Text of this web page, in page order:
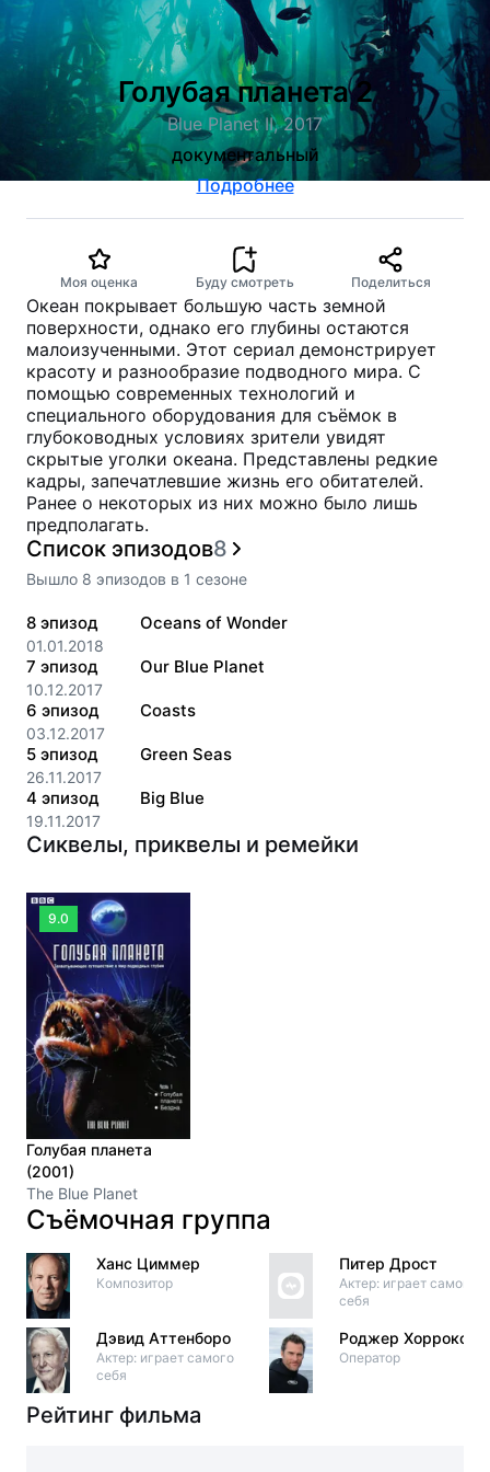
Голубая планета 2
Blue Planet II, 2017
документальный
Подробнее
Моя оценка Буду смотреть Поделиться
Океан покрывает большую часть земной
поверхности, однако его глубины остаются
малоизученными. Этот сериал демонстрирует
красоту и разнообразие подводного мира. С
помощью современных технологий и
специального оборудования для съёмок в
глубоководных условиях зрители увидят
скрытые уголки океана. Представлены редкие
кадры, запечатлевшие жизнь его обитателей.
Ранее о некоторых из них можно было лишь
предполагать.
Список эпизодов8
Вышло 8 эпизодов в 1 сезоне
8 эпизод
01.01.2018
Oceans of Wonder
7 эпизод
10.12.2017
Our Blue Planet
6 эпизод
03.12.2017
Coasts
5 эпизод
26.11.2017
Green Seas
4 эпизод
19.11.2017
Big Blue
Сиквелы, приквелы и ремейки
9.0
Голубая планета
(2001)
The Blue Planet
Съёмочная группа
Ханс Циммер
Композитор
Дэвид Аттенборо
Актер: играет самого
себя
Питер Дрост
Актер: играет самого
себя
Роджер Хоррокс
Оператор
Рейтинг фильма